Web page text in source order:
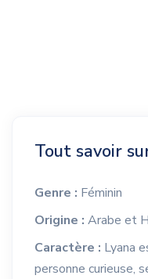
Tout savoir
Genre : Féminin
Origine : Arabe et
Caractère : Lyana
personne curieuse,